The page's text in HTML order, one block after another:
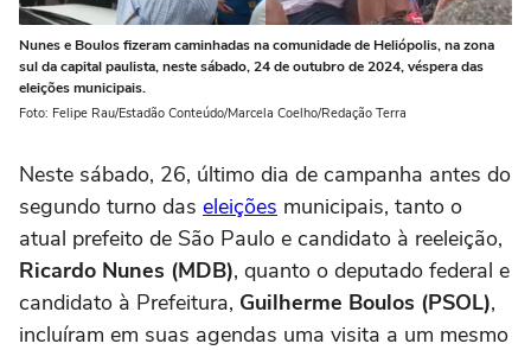
Nunes e Boulos fizeram caminhadas na comunidade de Heliópolis, na zona
sul da capital paulista, neste sábado, 24 de outubro de 2024, véspera das
eleições municipais.
Foto: Felipe Rau/Estadão Conteúdo/Marcela Coelho/Redação Terra
Neste sábado, 26, último dia de campanha antes do
segundo turno das eleições municipais, tanto o
atual prefeito de São Paulo e candidato à reeleição,
Ricardo Nunes (MDB), quanto o deputado federal e
candidato à Prefeitura, Guilherme Boulos (PSOL),
incluíram em suas agendas uma visita a um mesmo